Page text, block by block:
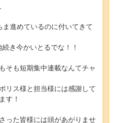
進めているのに付いてきて
き今かいとるでな！！
そも短期集中連載なんてチャ
リス様と担当様には感謝して
す！
った皆様には頭があがりませ